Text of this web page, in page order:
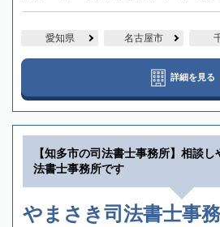
愛知県 名古屋市
詳細を見る
【知多市の司法書士事務所】相談
法書士事務所です
やまさき司法書士事